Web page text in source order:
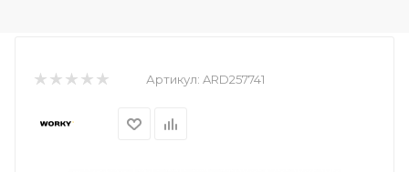
Артикул: ARD257741